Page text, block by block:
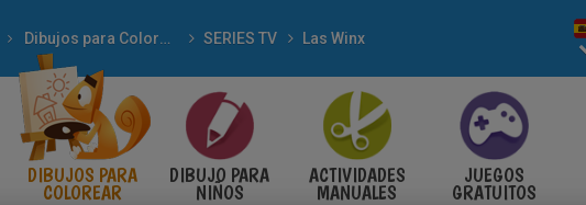
Dibujos para Colorear SERIES TV Las Winx
DIBUJOS PARA
COLOREAR
DIBUJO PARA
NIÑOS
ACTIVIDADES
MANUALES
JUEGOS
GRATUITOS